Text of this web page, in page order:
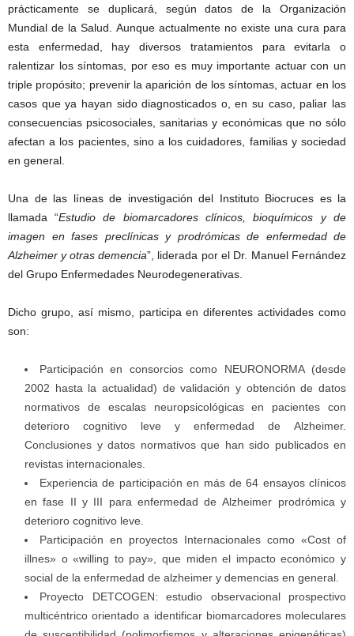
prácticamente se duplicará, según datos de la Organización
Mundial de la Salud. Aunque actualmente no existe una cura para
esta enfermedad, hay diversos tratamientos para evitarla o
ralentizar los síntomas, por eso es muy importante actuar con un
triple propósito; prevenir la aparición de los síntomas, actuar en los
casos que ya hayan sido diagnosticados o, en su caso, paliar las
consecuencias psicosociales, sanitarias y económicas que no sólo
afectan a los pacientes, sino a los cuidadores, familias y sociedad
en general.
Una de las líneas de investigación del Instituto Biocruces es la
llamada “Estudio de biomarcadores clínicos, bioquímicos y de
imagen en fases preclínicas y prodrómicas de enfermedad de
Alzheimer y otras demencia”, liderada por el Dr. Manuel Fernández
del Grupo Enfermedades Neurodegenerativas.
Dicho grupo, así mismo, participa en diferentes actividades como
son:
Participación en consorcios como NEURONORMA (desde
2002 hasta la actualidad) de validación y obtención de datos
normativos de escalas neuropsicológicas en pacientes con
deterioro cognitivo leve y enfermedad de Alzheimer.
Conclusiones y datos normativos que han sido publicados en
revistas internacionales.
Experiencia de participación en más de 64 ensayos clínicos
en fase II y III para enfermedad de Alzheimer prodrómica y
deterioro cognitivo leve.
Participación en proyectos Internacionales como «Cost of
illnes» o «willing to pay», que miden el impacto económico y
social de la enfermedad de alzheimer y demencias en general.
Proyecto DETCOGEN: estudio observacional prospectivo
multicéntrico orientado a identificar biomarcadores moleculares